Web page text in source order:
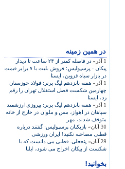
در همين زمينه
1 آذر»
در فاصله‌ کمتر از ۲۴ ساعت تا ديدار
پيکان - پرسپوليس؛ فروش بليت‌ با ۷ برابر قيمت
در بازار سياه قزوين، ايسنا
1 آذر»
هفته پانزدهم ليگ برتر: فولاد خوزستان
چهارمين شکست فصل استقلال تهران را رقم
زد، ايسنا
1 آذر»
هفته پانزدهم ليگ برتر: پيروزی ارزشمند
سپاهان در اهواز، مس و ملوان در خارج از خانه
متوقف شدند، مهر
30 آبان»
بازيکنان پرسپوليس: گفتند درباره
قطبی مصاحبه نکنيد! ايران ورزشی
29 آبان»
پنجعلی: قطبی می دانست که با
شکست از پيکان اخراج می شود، ايلنا
بخوانید!